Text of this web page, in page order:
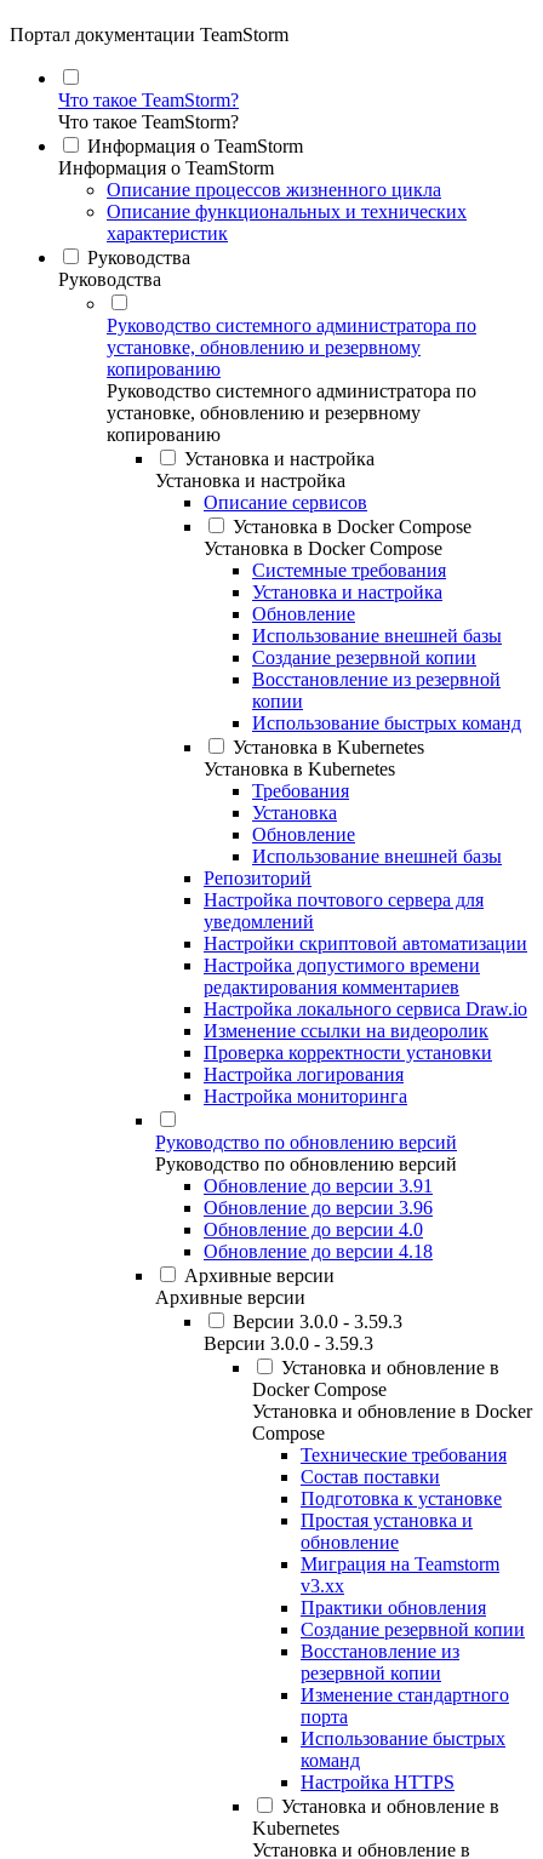
Портал документации TeamStorm
Что такое TeamStorm?
Что такое TeamStorm?
Информация о TeamStorm
Информация о TeamStorm
Описание процессов жизненного цикла
Описание функциональных и технических
характеристик
Руководства
Руководства
Руководство системного администратора по
установке, обновлению и резервному
копированию
Руководство системного администратора по
установке, обновлению и резервному
копированию
Установка и настройка
Установка и настройка
Описание сервисов
Установка в Docker Compose
Установка в Docker Compose
Системные требования
Установка и настройка
Обновление
Использование внешней базы
Создание резервной копии
Восстановление из резервной
копии
Использование быстрых команд
Установка в Kubernetes
Установка в Kubernetes
Требования
Установка
Обновление
Использование внешней базы
Репозиторий
Настройка почтового сервера для
уведомлений
Настройки скриптовой автоматизации
Настройка допустимого времени
редактирования комментариев
Настройка локального сервиса Draw.io
Изменение ссылки на видеоролик
Проверка корректности установки
Настройка логирования
Настройка мониторинга
Руководство по обновлению версий
Руководство по обновлению версий
Обновление до версии 3.91
Обновление до версии 3.96
Обновление до версии 4.0
Обновление до версии 4.18
Архивные версии
Архивные версии
Версии 3.0.0 - 3.59.3
Версии 3.0.0 - 3.59.3
Установка и обновление в
Docker Compose
Установка и обновление в Docker
Compose
Технические требования
Состав поставки
Подготовка к установке
Простая установка и
обновление
Миграция на Teamstorm
v3.xx
Практики обновления
Создание резервной копии
Восстановление из
резервной копии
Изменение стандартного
порта
Использование быстрых
команд
Настройка HTTPS
Установка и обновление в
Kubernetes
Установка и обновление в